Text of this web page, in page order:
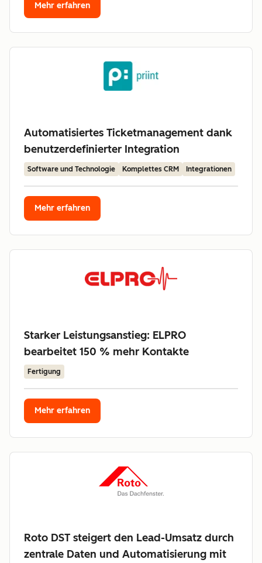
Mehr erfahren
Automatisiertes Ticketmanagement dank
benutzerdefinierter Integration
Software und Technologie Komplettes CRM Integrationen
Mehr erfahren
Starker Leistungsanstieg: ELPRO
bearbeitet 150 % mehr Kontakte
Fertigung
Mehr erfahren
Roto DST steigert den Lead-Umsatz durch
zentrale Daten und Automatisierung mit